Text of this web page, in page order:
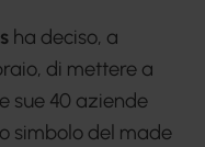
ha deciso, a
di mettere a
sue 40 aziende
simbolo del made